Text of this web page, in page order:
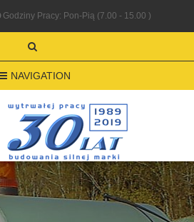
Godziny Pracy: Pon-Pią (7.00 - 15.00 )
NAVIGATION